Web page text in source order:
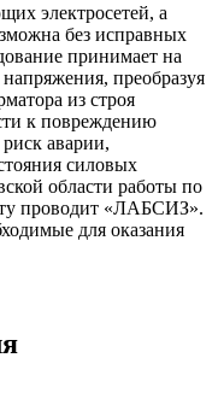
электросетей, а
без исправных
принимает на
преобразуя
из строя
к повреждению
аварии,
силовых
области работы по
проводит «ЛАБСИЗ».
для оказания